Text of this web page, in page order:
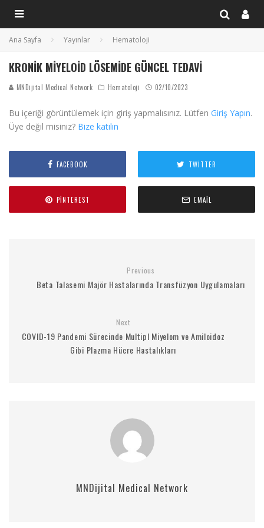
Ana Sayfa Yayınlar Hematoloji
KRONIK MIYELOID LÖSEMIDE GÜNCEL TEDAVI
MNDijital Medical Network Hematoloji 02/10/2023
Bu içeriği görüntülemek için giriş yapmalısınız. Lütfen Giriş Yapın.
Üye değil misiniz? Bize katılın
FACEBOOK TWITTER
PINTEREST EMAIL
Previous
Beta Talasemi Majör Hastalarında Transfüzyon Uygulamaları
Next
COVID-19 Pandemi Sürecinde Multipl Miyelom ve Amiloidoz
Gibi Plazma Hücre Hastalıkları
MNDijital Medical Network